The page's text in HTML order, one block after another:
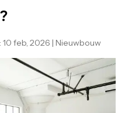
10 feb, 2026 | Nieuwbouw